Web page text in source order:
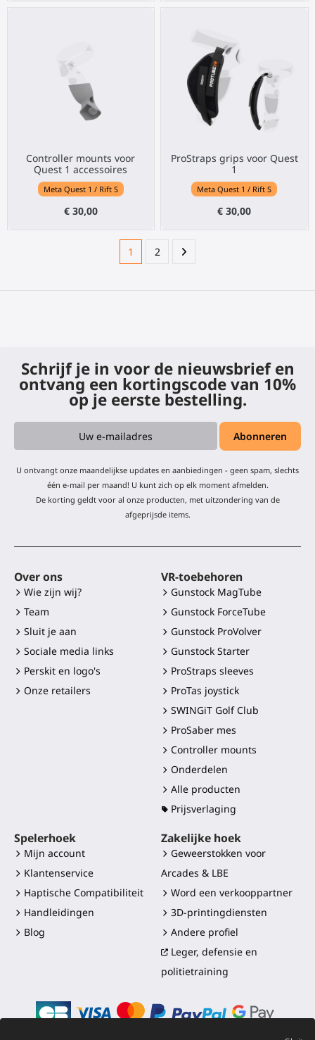
Controller mounts voor
Quest 1 accessoires
Meta Quest 1 / Rift S
€ 30,00
ProStraps grips voor Quest
1
Meta Quest 1 / Rift S
€ 30,00
1 2
Schrijf je in voor de nieuwsbrief en
ontvang een kortingscode van 10%
op je eerste bestelling.
U ontvangt onze maandelijkse updates en aanbiedingen - geen spam, slechts
één e-mail per maand! U kunt zich op elk moment afmelden.
De korting geldt voor al onze producten, met uitzondering van de
afgeprijsde items.
Over ons
Wie zijn wij?
Team
Sluit je aan
Sociale media links
Perskit en logo's
Onze retailers
VR-toebehoren
Gunstock MagTube
Gunstock ForceTube
Gunstock ProVolver
Gunstock Starter
ProStraps sleeves
ProTas joystick
SWINGiT Golf Club
ProSaber mes
Controller mounts
Onderdelen
Alle producten
Prijsverlaging
Spelerhoek
Mijn account
Klantenservice
Haptische Compatibiliteit
Handleidingen
Blog
Zakelijke hoek
Geweerstokken voor
Arcades & LBE
Word een verkooppartner
3D-printingdiensten
Andere profiel
Leger, defensie en
politietraining